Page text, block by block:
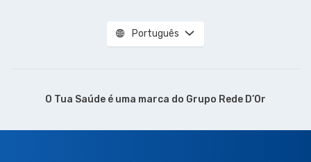
Português
O Tua Saúde é uma marca do Grupo Rede D’Or